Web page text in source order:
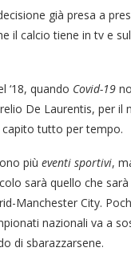
già presa a
il calcio tiene in tv e
‘18, quando Covid-19
De Laurentis, per
tutto per tempo.
più eventi sportivi,
sarà quello che
Manchester City.
nazionali va a
di sbarazzarsene.